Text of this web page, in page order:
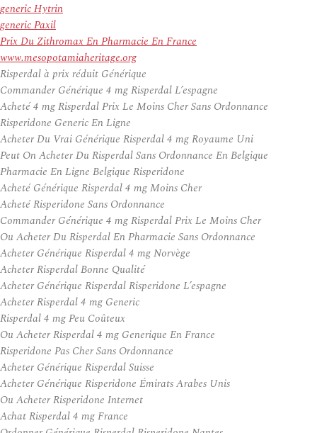
generic Hytrin
generic Paxil
Prix Du Zithromax En Pharmacie En France
www.mesopotamiaheritage.org
Risperdal à prix réduit Générique
Commander Générique 4 mg Risperdal L’espagne
Acheté 4 mg Risperdal Prix Le Moins Cher Sans Ordonnance
Risperidone Generic En Ligne
Acheter Du Vrai Générique Risperdal 4 mg Royaume Uni
Peut On Acheter Du Risperdal Sans Ordonnance En Belgique
Pharmacie En Ligne Belgique Risperidone
Acheté Générique Risperdal 4 mg Moins Cher
Acheté Risperidone Sans Ordonnance
Commander Générique 4 mg Risperdal Prix Le Moins Cher
Ou Acheter Du Risperdal En Pharmacie Sans Ordonnance
Acheter Générique Risperdal 4 mg Norvège
Acheter Risperdal Bonne Qualité
Acheter Générique Risperdal Risperidone L’espagne
Acheter Risperdal 4 mg Generic
Risperdal 4 mg Peu Coûteux
Ou Acheter Risperdal 4 mg Generique En France
Risperidone Pas Cher Sans Ordonnance
Acheter Générique Risperdal Suisse
Acheter Générique Risperidone Émirats Arabes Unis
Ou Acheter Risperidone Internet
Achat Risperdal 4 mg France